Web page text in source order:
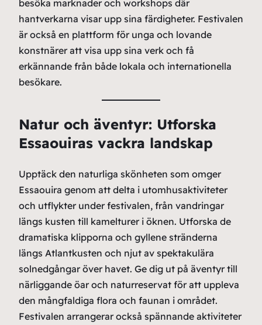
besöka marknader och workshops där
hantverkarna visar upp sina färdigheter. Festivalen
är också en plattform för unga och lovande
konstnärer att visa upp sina verk och få
erkännande från både lokala och internationella
besökare.
Natur och äventyr: Utforska
Essaouiras vackra landskap
Upptäck den naturliga skönheten som omger
Essaouira genom att delta i utomhusaktiviteter
och utflykter under festivalen, från vandringar
längs kusten till kamelturer i öknen. Utforska de
dramatiska klipporna och gyllene stränderna
längs Atlantkusten och njut av spektakulära
solnedgångar över havet. Ge dig ut på äventyr till
närliggande öar och naturreservat för att uppleva
den mångfaldiga flora och faunan i området.
Festivalen arrangerar också spännande aktiviteter